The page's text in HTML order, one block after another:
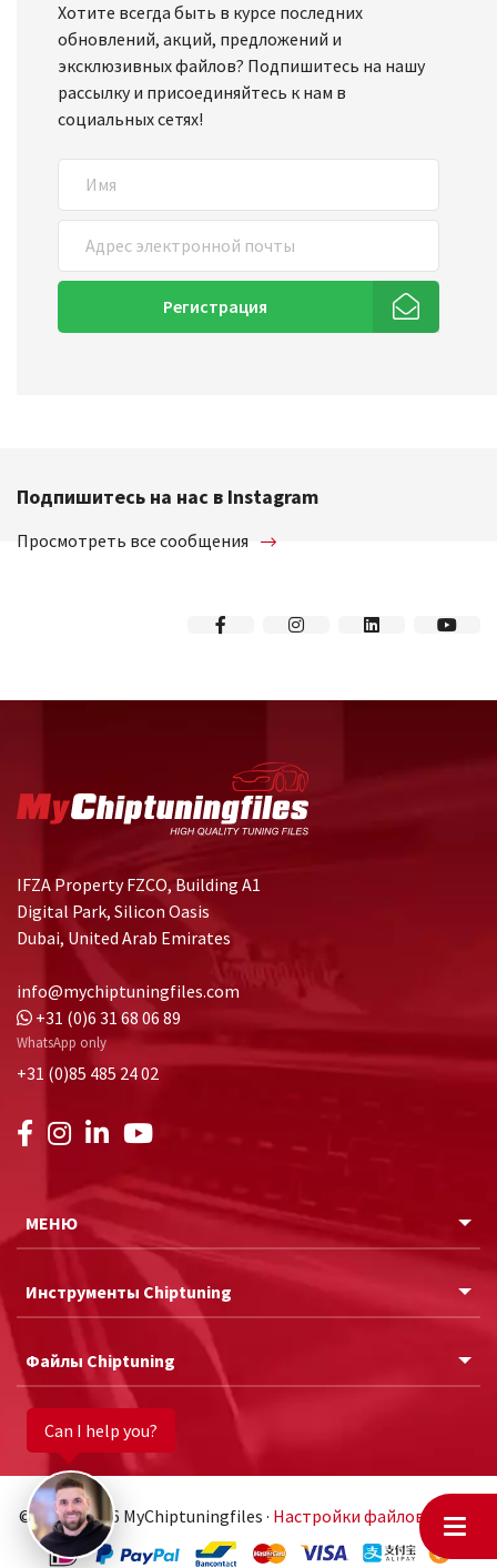
Хотите всегда быть в курсе последних
обновлений, акций, предложений и
эксклюзивных файлов? Подпишитесь на нашу
рассылку и присоединяйтесь к нам в
социальных сетях!
Регистрация
Подпишитесь на нас в Instagram
Просмотреть все сообщения
IFZA Property FZCO, Building A1
Digital Park, Silicon Oasis
Dubai, United Arab Emirates
info@mychiptuningfiles.com
+31 (0)6 31 68 06 89
WhatsApp only
+31 (0)85 485 24 02
МЕНЮ
Инструменты Chiptuning
Файлы Chiptuning
© 2011 - 2026 MyChiptuningfiles · Настройки файлов cookie
Can I help you?